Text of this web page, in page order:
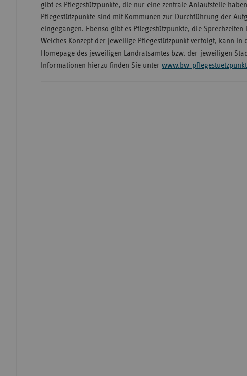
gibt es Pflegestützpunkte, die nur eine zentrale Anlaufstelle
Pflegestützpunkte sind mit Kommunen zur Durchführung der
eingegangen. Ebenso gibt es Pflegestützpunkte, die
Welches Konzept der jeweilige Pflegestützpunkt verfolgt, kann in
Homepage des jeweiligen Landratsamtes bzw. der jeweiligen
Informationen hierzu finden Sie unterwww.bw-